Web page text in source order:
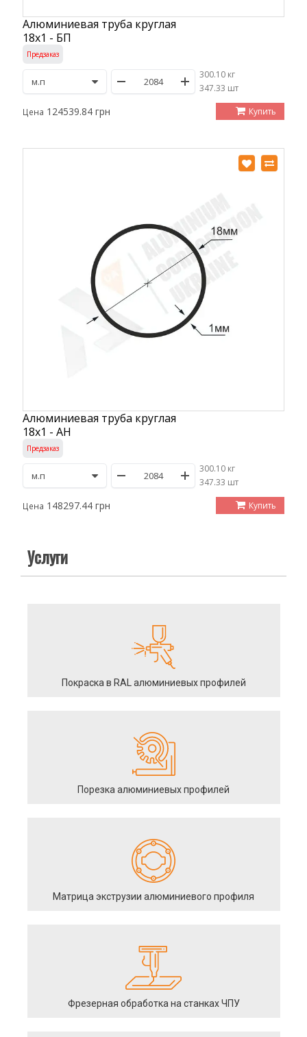
Алюминиевая труба круглая
18х1 - БП
Предзаказ
300.10 кг
/347.33 шт
Цена 124539.84 грн Купить
Алюминиевая труба круглая
18х1 - АН
Предзаказ
300.10 кг
/347.33 шт
Цена 148297.44 грн Купить
Услуги
Покраска в RAL алюминиевых профилей
Порезка алюминиевых профилей
Матрица экструзии алюминиевого профиля
Фрезерная обработка на станках ЧПУ